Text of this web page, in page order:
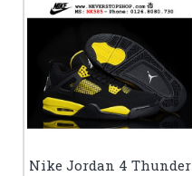
Nike Jordan 4 Thunder